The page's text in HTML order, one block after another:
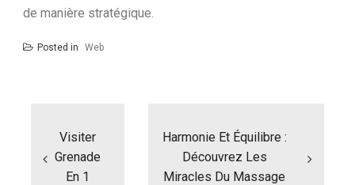
de manière stratégique.
Posted in Web
Visiter
Grenade
En 1
Harmonie Et Équilibre :
Découvrez Les
Miracles Du Massage